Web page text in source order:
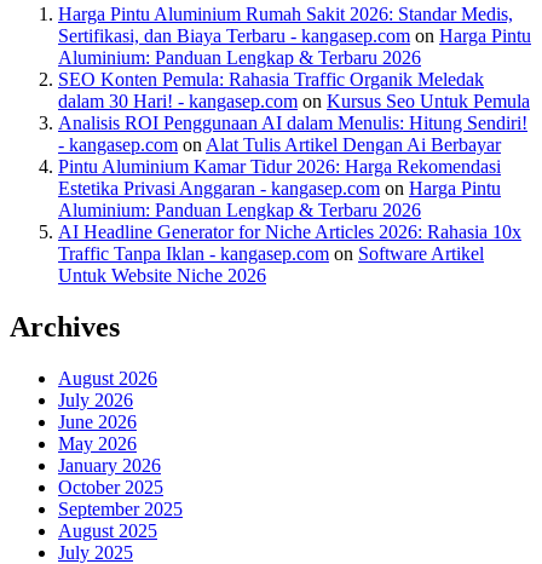
Harga Pintu Aluminium Rumah Sakit 2026: Standar Medis,
Sertifikasi, dan Biaya Terbaru - kangasep.com on Harga Pintu
Aluminium: Panduan Lengkap & Terbaru 2026
SEO Konten Pemula: Rahasia Traffic Organik Meledak
dalam 30 Hari! - kangasep.com on Kursus Seo Untuk Pemula
Analisis ROI Penggunaan AI dalam Menulis: Hitung Sendiri!
- kangasep.com on Alat Tulis Artikel Dengan Ai Berbayar
Pintu Aluminium Kamar Tidur 2026: Harga Rekomendasi
Estetika Privasi Anggaran - kangasep.com on Harga Pintu
Aluminium: Panduan Lengkap & Terbaru 2026
AI Headline Generator for Niche Articles 2026: Rahasia 10x
Traffic Tanpa Iklan - kangasep.com on Software Artikel
Untuk Website Niche 2026
Archives
August 2026
July 2026
June 2026
May 2026
January 2026
October 2025
September 2025
August 2025
July 2025